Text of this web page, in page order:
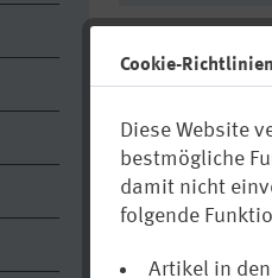
Cookie-Richtlinien
Diese Website
bestmögliche
damit nicht
folgende
Artikel in